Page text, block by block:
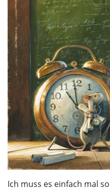
Ich muss es einfach mal